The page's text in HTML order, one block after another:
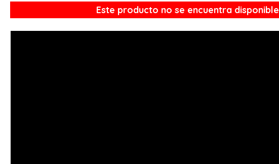
Este producto no se encuentra disponible